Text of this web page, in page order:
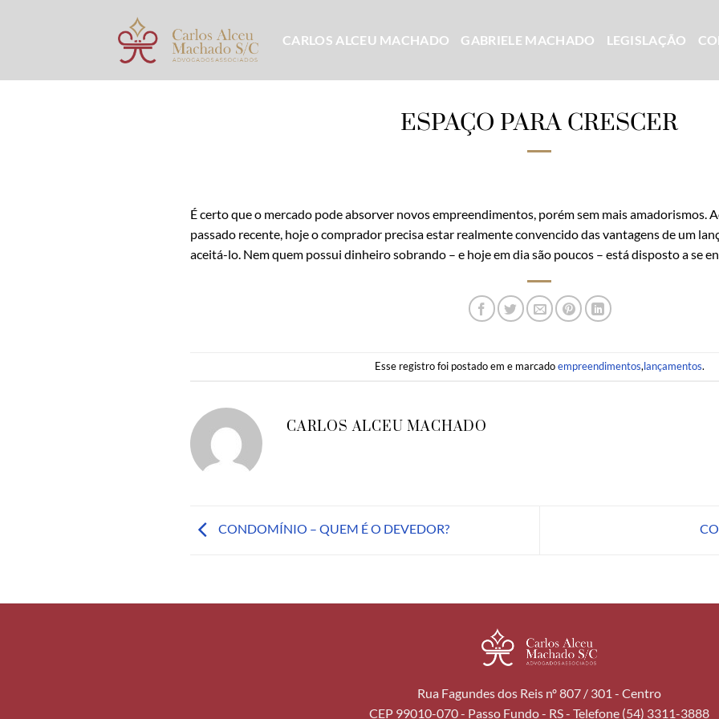
CARLOS ALCEU MACHADO GABRIELE MACHADO LEGISLAÇÃO
ESPAÇO PARA CRESCER
É certo que o mercado pode absorver novos empreendimentos, porém sem mais amadorismos.
passado recente, hoje o comprador precisa estar realmente convencido das vantagens de um
aceitá-lo. Nem quem possui dinheiro sobrando – e hoje em dia são poucos – está disposto a se
Esse registro foi postado em e marcadoempreendimentos,lançamentos.
CARLOS ALCEU MACHADO
CONDOMÍNIO – QUEM É O DEVEDOR?
Rua Fagundes dos Reis nº 807 / 301 - Centro
CEP 99010-070 - Passo Fundo - RS - Telefone (54) 3311-3888